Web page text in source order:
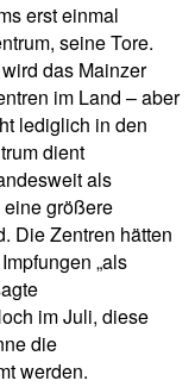
erst einmal
seine Tore.
das Mainzer
im Land – aber
lediglich in den
dient
als
größere
Die Zentren hätten
„als
im Juli, diese
die
werden.